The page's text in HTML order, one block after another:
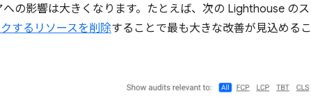
の影響は大きくなります。たとえば、次の Lighthouse のス
するリソースを削除することで最も大きな改善が見込めるこ